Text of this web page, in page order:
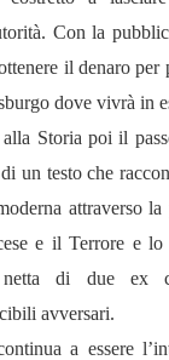
Con la
il denaro per
dove vivrà in
Storia poi il
un testo che
attraverso
e il Terrore e lo
netta di due ex
avversari.
a essere